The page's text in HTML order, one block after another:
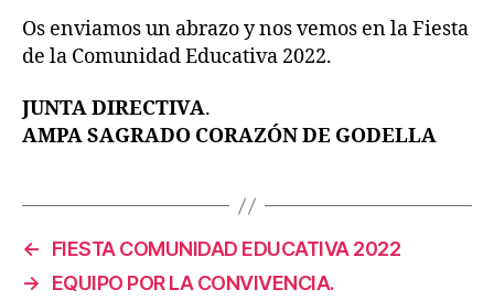
Os enviamos un abrazo y nos vemos en la Fiesta
de la Comunidad Educativa 2022.
JUNTA DIRECTIVA.
AMPA SAGRADO CORAZÓN DE GODELLA
←
FIESTA COMUNIDAD EDUCATIVA 2022
→
EQUIPO POR LA CONVIVENCIA.